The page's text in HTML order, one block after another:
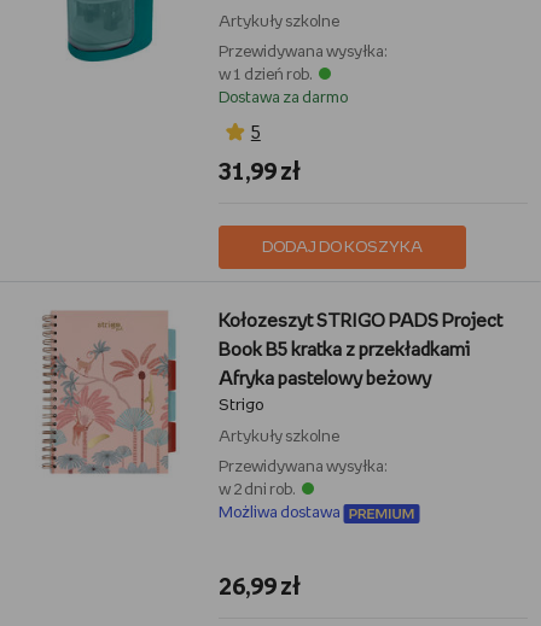
Artykuły szkolne
Przewidywana wysyłka:
w 1 dzień rob.
Dostawa za darmo
5
31,99 zł
DODAJ DO KOSZYKA
Kołozeszyt STRIGO PADS Project
Book B5 kratka z przekładkami
Afryka pastelowy beżowy
Strigo
Artykuły szkolne
Przewidywana wysyłka:
w 2 dni rob.
Możliwa dostawa
26,99 zł